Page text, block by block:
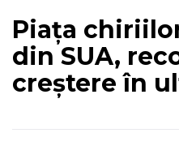
Piața
din SUA,
creștere în